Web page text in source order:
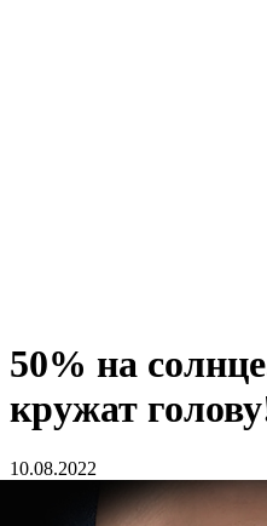
50% на
кружат
10.08.2022